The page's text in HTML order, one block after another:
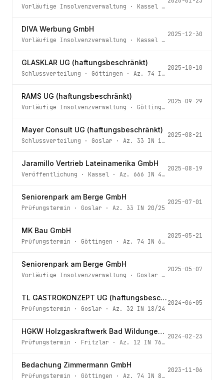
Vorläufige Insolvenzverwaltung · Kassel
DIVA Werbung GmbH
Vorläufige Insolvenzverwaltung · Kassel
2025-12-30
GLASKLAR UG (haftungsbeschränkt)
Schlussverteilung · Göttingen · Az. 74 IN 75/22 HMUE
2025-10-10
RAMS UG (haftungsbeschränkt)
Vorläufige Insolvenzverwaltung · Göttingen
2025-09-29
Mayer Consult UG (haftungsbeschränkt)
Schlussverteilung · Goslar · Az. 33 IN 13/19
2025-08-21
Jaramillo Vertrieb Lateinamerika GmbH
Veröffentlichung · Kassel · Az. 666 IN 44/23 h
2025-08-19
Seniorenpark am Berge GmbH
Prüfungstermin · Goslar · Az. 33 IN 20/25
2025-07-01
MK Bau GmbH
Prüfungstermin · Göttingen · Az. 74 IN 64/25 GOE
2025-05-21
Seniorenpark am Berge GmbH
Vorläufige Insolvenzverwaltung · Goslar
2025-05-07
TL GASTROKONZEPT UG (haftungsbeschränkt)
Prüfungstermin · Goslar · Az. 32 IN 18/24
2024-06-05
HGKW Holzgaskraftwerk Bad Wildungen GmbH
Prüfungstermin · Fritzlar · Az. 12 IN 76/23
2024-02-23
Bedachung Zimmermann GmbH
Prüfungstermin · Göttingen · Az. 74 IN 89/23 GOE
2023-11-06